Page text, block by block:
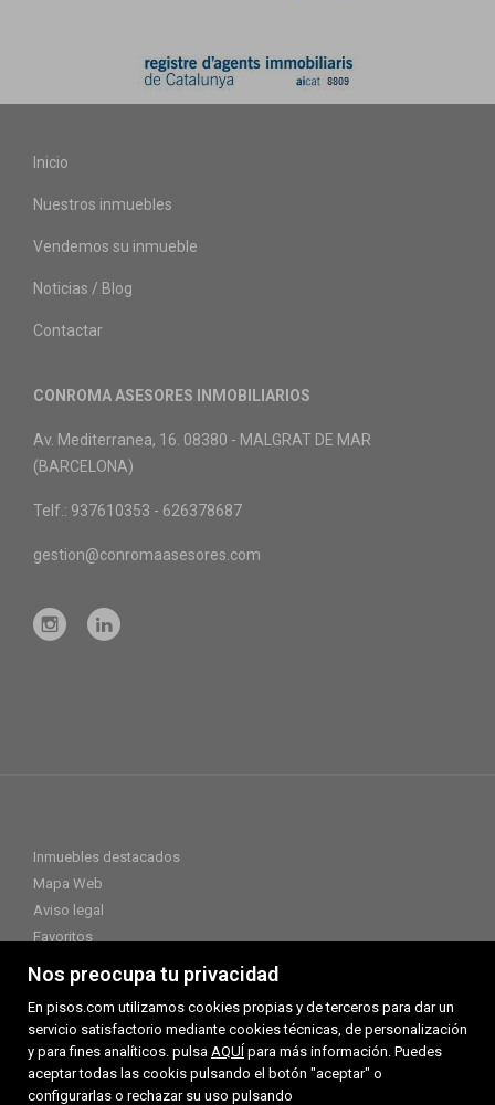
Nos preocupa tu privacidad
En pisos.com utilizamos cookies propias y de terceros para dar un
servicio satisfactorio mediante cookies técnicas, de personalización
y para fines analíticos. pulsa AQUÍ para más información. Puedes
aceptar todas las cookis pulsando el botón "aceptar" o
configurarlas o rechazar su uso pulsando
Inicio
Nuestros inmuebles
Vendemos su inmueble
Noticias / Blog
Contactar
CONROMA ASESORES INMOBILIARIOS
Av. Mediterranea, 16. 08380 - MALGRAT DE MAR
(BARCELONA)
Telf.: 937610353 - 626378687
gestion@conromaasesores.com
Inmuebles destacados
Mapa Web
Aviso legal
Favoritos
Política de cookies